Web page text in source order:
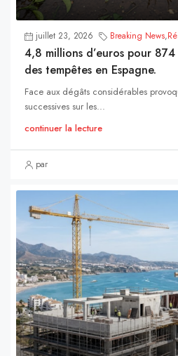
juillet 23, 2026 Breaking News,
4,8 millions d’euros pour
des tempêtes en Espagne.
Face aux dégâts considérables
successives sur les...
continuer la lecture
par